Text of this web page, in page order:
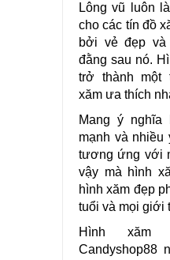
Lông vũ luôn
cho các tín đồ
bởi vẻ đẹp
đằng sau nó.
trở thành một
xăm ưa thích
Mang ý
mạnh và nhiều
tương ứng với
vậy mà hình
hình xăm đẹp
tuổi và mọi giới
Hình xăm
Candyshop88